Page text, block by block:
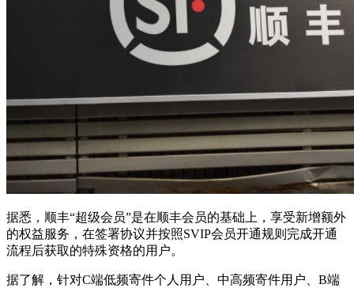
据悉，顺丰“超级会员”是在顺丰会员的基础上，享受新增额外
的权益服务，在签署协议并按照SVIP会员开通规则完成开通
流程后获取的特殊资格的用户。
据了解，针对C端低频寄件个人用户、中高频寄件用户、B端